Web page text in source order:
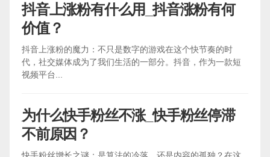
抖音上涨粉有什么用_抖音涨粉有何
价值？
抖音上涨粉的魔力：不只是数字的游戏在这个快节奏的时
代，社交媒体成为了我们生活的一部分。抖音，作为一款短
视频平台...
为什么快手粉丝不涨_快手粉丝停滞
不前原因？
快手粉丝增长之谜：是算法的冷落，还是内容的孤独？在这